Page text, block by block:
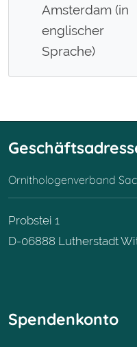
Amsterdam (in
englischer
Sprache)
Ornithologenverband
Probstei 1
D-06888 Lutherstadt
Spendenkonto